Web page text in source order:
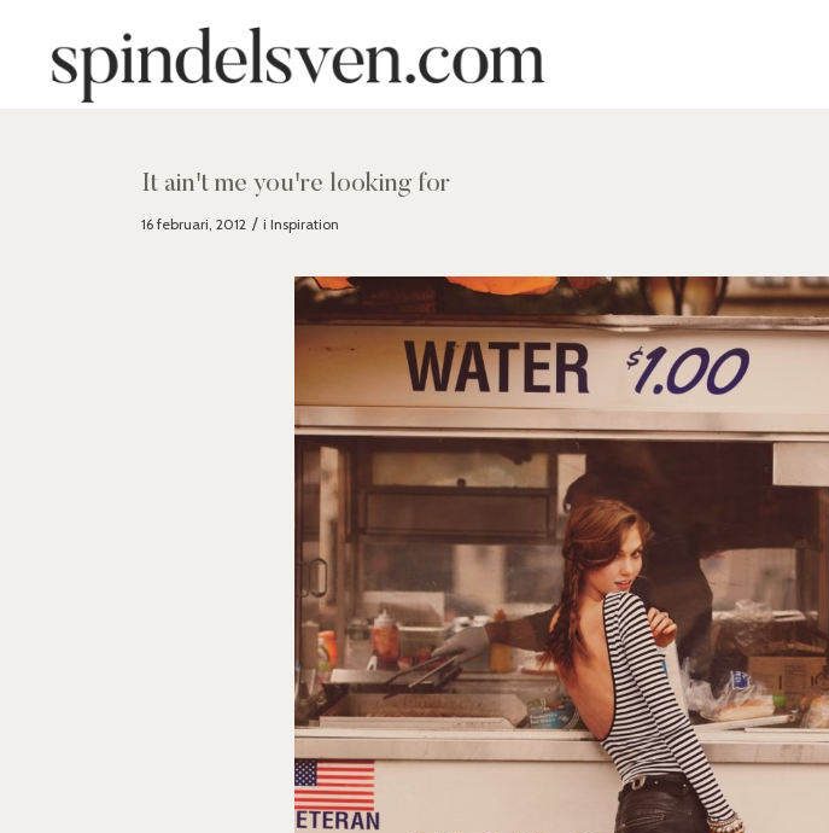
It ain't me you're looking for
16 februari, 2012 / iInspiration